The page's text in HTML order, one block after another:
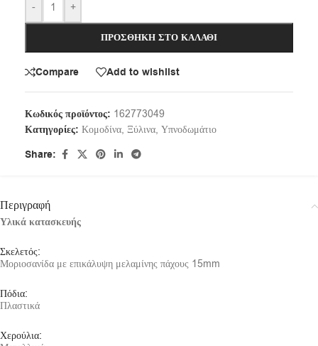
- +
ΠΡΟΣΘΉΚΗ ΣΤΟ ΚΑΛΆΘΙ
Compare Add to wishlist
Κωδικός προϊόντος: 162773049
Κατηγορίες: Κομοδίνα, Ξύλινα, Υπνοδωμάτιο
Share:
Περιγραφή
Υλικά κατασκευής
Σκελετός:
Μοριοσανίδα με επικάλυψη μελαμίνης πάχους 15mm
Πόδια:
Πλαστικά
Χερούλια: